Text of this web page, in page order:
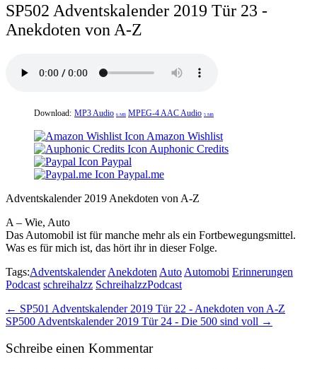
SP502 Adventskalender 2019 Tür 23 -
Anekdoten von A-Z
Download: MP3 Audio 6 MB MPEG-4 AAC Audio 5 MB
Amazon Wishlist
Auphonic Credits
Paypal
Paypal.me
Adventskalender 2019 Anekdoten von A-Z
A – Wie, Auto
Das Automobil ist für manche mehr als ein Fortbewegungsmittel.
Was es für mich ist, das hört ihr in dieser Folge.
Tags:Adventskalender Anekdoten Auto Automobi Erinnerungen
Podcast schreihalzz SchreihalzzPodcast
Post
navigation
← SP501 Adventskalender 2019 Tür 22 - Anekdoten von A-Z
SP500 Adventskalender 2019 Tür 24 - Die 500 sind voll →
Schreibe einen Kommentar